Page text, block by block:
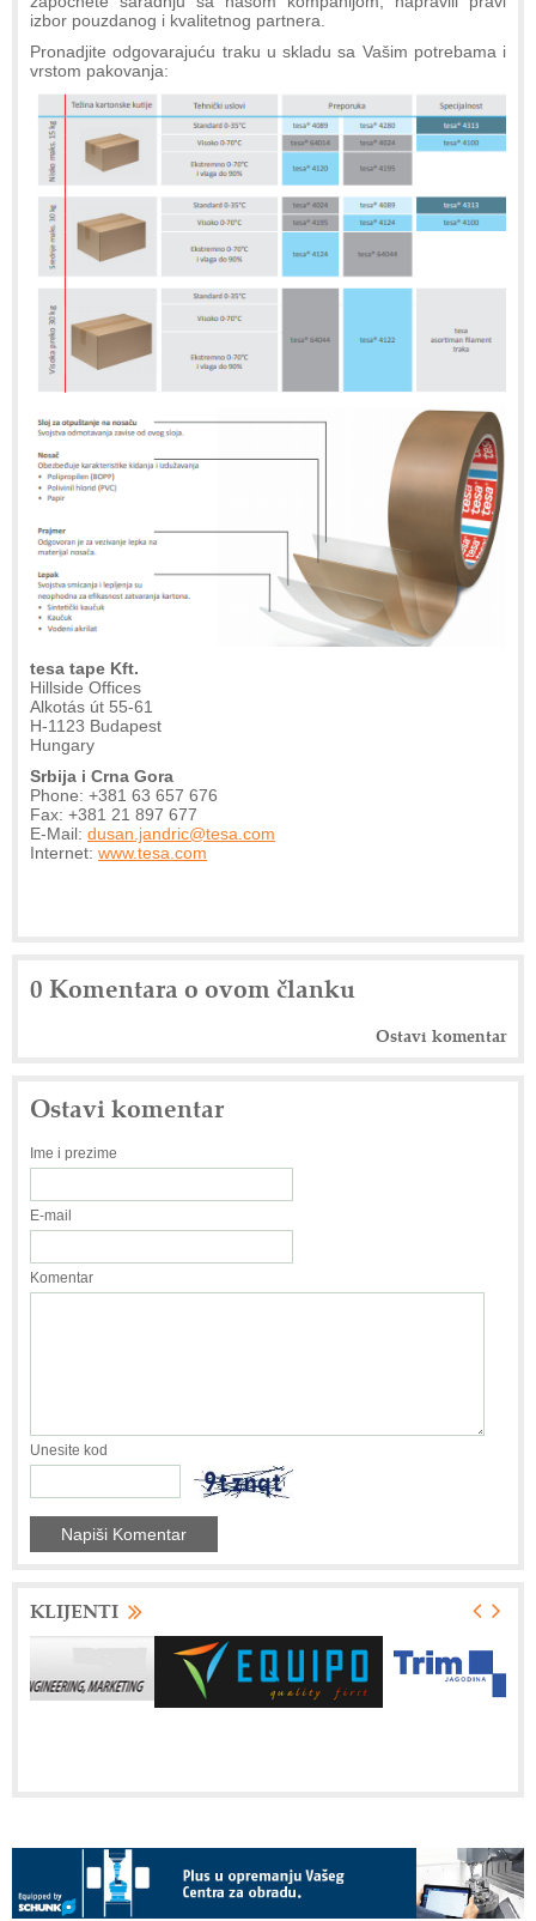
izbor pouzdanog i kvalitetnog partnera.
Pronadjite odgovarajuću traku u skladu sa Vašim potrebama i
vrstom pakovanja:
tesa tape Kft.
Hillside Offices
Alkotás út 55-61
H-1123 Budapest
Hungary
Srbija i Crna Gora
Phone: +381 63 657 676
Fax: +381 21 897 677
E-Mail: dusan.jandric@tesa.com
Internet: www.tesa.com
0 Komentara o ovom članku
Ostavi komentar
Ostavi komentar
Ime i prezime
E-mail
Komentar
Unesite kod
KLIJENTI